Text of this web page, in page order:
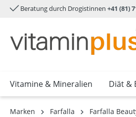
springen Zur Hauptnavigation
Beratung durch Drogistinnen +41 (81)
Vitamine & Mineralien Diät &
Marken Farfalla Farfalla